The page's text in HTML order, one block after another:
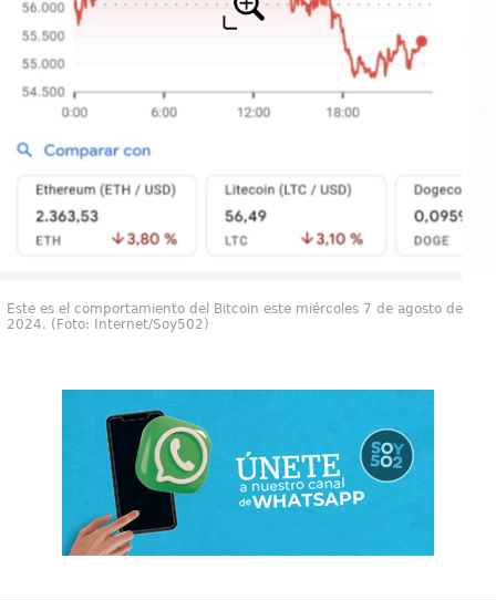
Este es el comportamiento del Bitcoin este miércoles 7 de agosto de
2024. (Foto: Internet/Soy502)